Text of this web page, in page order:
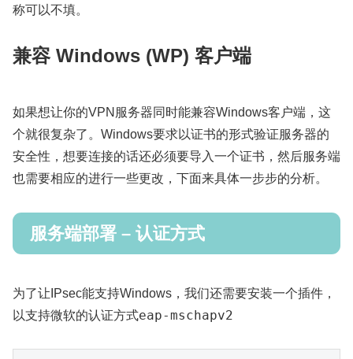
称可以不填。
兼容 Windows (WP) 客户端
如果想让你的VPN服务器同时能兼容Windows客户端，这
个就很复杂了。Windows要求以证书的形式验证服务器的
安全性，想要连接的话还必须要导入一个证书，然后服务端
也需要相应的进行一些更改，下面来具体一步步的分析。
服务端部署 – 认证方式
为了让IPsec能支持Windows，我们还需要安装一个插件，
以支持微软的认证方式eap-mschapv2